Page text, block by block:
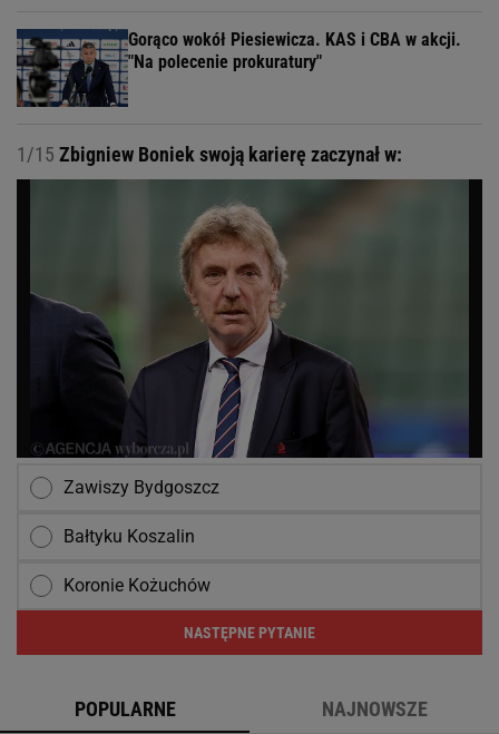
Gorąco wokół Piesiewicza. KAS i CBA w akcji.
"Na polecenie prokuratury"
1/15 Zbigniew Boniek swoją karierę zaczynał w:
Zawiszy Bydgoszcz
Bałtyku Koszalin
Koronie Kożuchów
NASTĘPNE PYTANIE
POPULARNE NAJNOWSZE